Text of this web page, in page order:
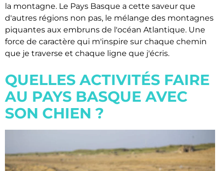
la montagne. Le Pays Basque a cette saveur que
d'autres régions non pas, le mélange des montagnes
piquantes aux embruns de l'océan Atlantique. Une
force de caractère qui m'inspire sur chaque chemin
que je traverse et chaque ligne que j'écris.
QUELLES ACTIVITÉS FAIRE
AU PAYS BASQUE AVEC
SON CHIEN ?